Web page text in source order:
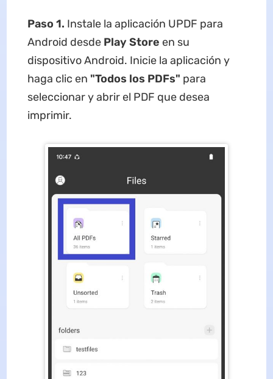
Paso 1. Instale la aplicación UPDF para
Android desde Play Store en su
dispositivo Android. Inicie la aplicación y
haga clic en "Todos los PDFs" para
seleccionar y abrir el PDF que desea
imprimir.